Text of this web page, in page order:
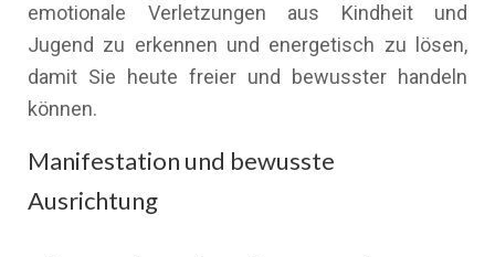
emotionale Verletzungen aus Kindheit und
Jugend zu erkennen und energetisch zu lösen,
damit Sie heute freier und bewusster handeln
können.
Manifestation und bewusste
Ausrichtung